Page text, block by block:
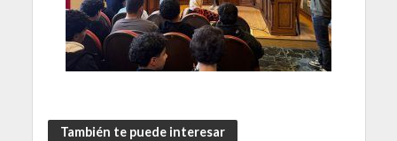
También te puede interesar